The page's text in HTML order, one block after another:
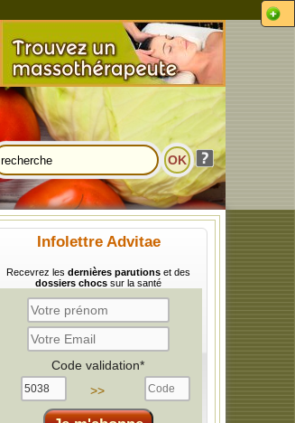
Infolettre Advitae
Recevrez les dernières parutionset des
dossiers chocssur la santé
Code validation*
>>